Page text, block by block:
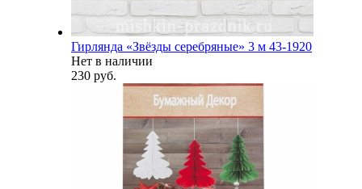
Гирлянда «Звёзды серебряные» 3 м 43-1920
Нет в наличии
230 руб.